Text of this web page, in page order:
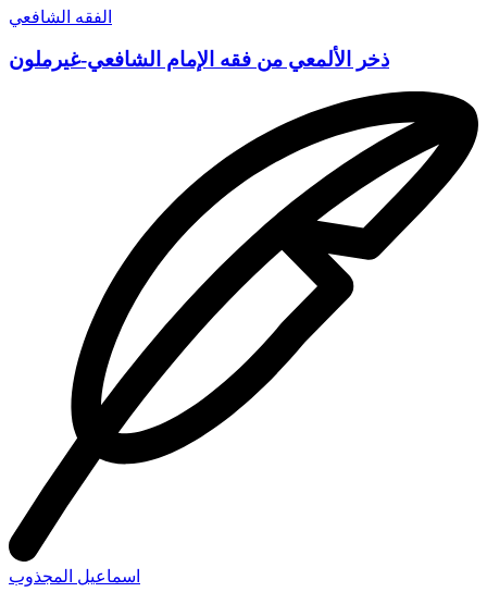
الفقه الشافعي
ذخر الألمعي من فقه الإمام الشافعي-غيرملون
اسماعيل المجذوب